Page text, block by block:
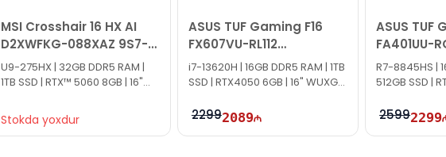
MSI Crosshair 16 HX AI
D2XWFKG-088XAZ 9S7-
15P421-088
U9-275HX | 32GB DDR5 RAM |
1TB SSD | RTX™ 5060 8GB | 16"
Stokda yoxdur
ASUS TUF Gaming F16
FX607VU-RL112
90NR0N06-M007E0
i7-13620H | 16GB DDR5 RAM | 1TB
SSD | RTX4050 6GB | 16" WUXGA
22992089
ASUS TUF
FA401UU-
90NR0JD1-
R7-8845HS |
512GB SSD |
25992299